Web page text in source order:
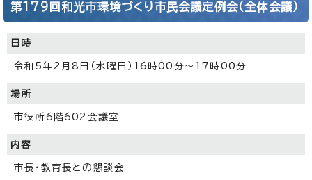
第179回和光市環境づくり市民会議定例会（全体会議）
日時
令和5年2月8日（水曜日）16時00分～17時00分
場所
市役所6階602会議室
内容
市長・教育長との懇談会